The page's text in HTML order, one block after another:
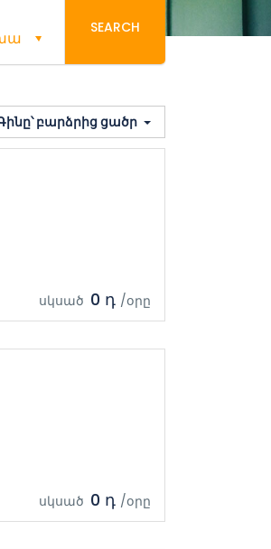
SEARCH
բարձրից ցածր
սկսած 0 դ /օրը
սկսած 0 դ /օրը